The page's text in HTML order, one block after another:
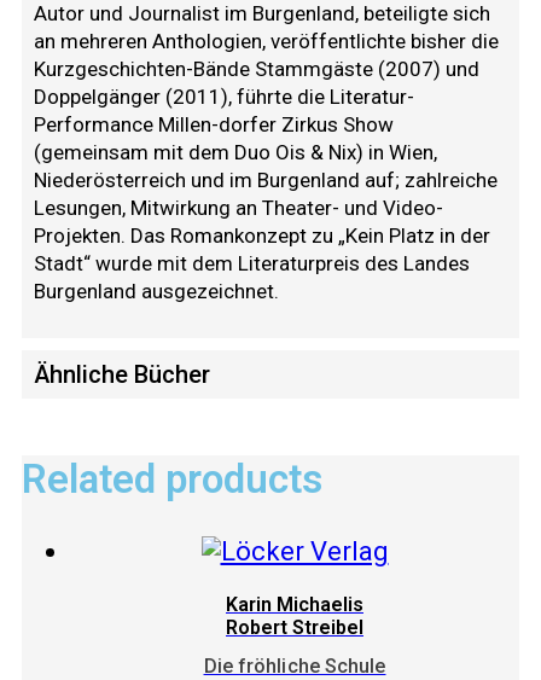
Autor und Journalist im Burgenland, beteiligte sich
an mehreren Anthologien, veröffentlichte bisher die
Kurzgeschichten-Bände Stammgäste (2007) und
Doppelgänger (2011), führte die Literatur-
Performance Millen-dorfer Zirkus Show
(gemeinsam mit dem Duo Ois & Nix) in Wien,
Niederösterreich und im Burgenland auf; zahlreiche
Lesungen, Mitwirkung an Theater- und Video-
Projekten. Das Romankonzept zu „Kein Platz in der
Stadt“ wurde mit dem Literaturpreis des Landes
Burgenland ausgezeichnet.
Ähnliche Bücher
Related products
Karin Michaelis
Robert Streibel
Die fröhliche Schule